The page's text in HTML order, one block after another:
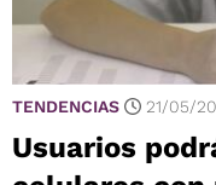
TENDENCIAS 21/05/
Usuarios